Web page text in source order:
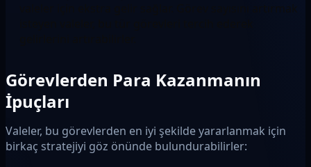
Görevlerden Para Kazanmanın
İpuçları
Valeler, bu görevlerden en iyi şekilde yararlanmak için
birkaç stratejiyi göz önünde bulundurabilirler: